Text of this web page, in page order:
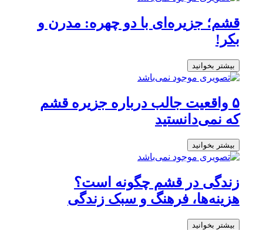
قشم؛ جزیره‌ای با دو چهره: مدرن و
بکر!
بیشتر بخوانید
۵ واقعیت جالب درباره جزیره قشم
که نمی‌دانستید
بیشتر بخوانید
زندگی در قشم چگونه است؟
هزینه‌ها، فرهنگ و سبک زندگی
بیشتر بخوانید